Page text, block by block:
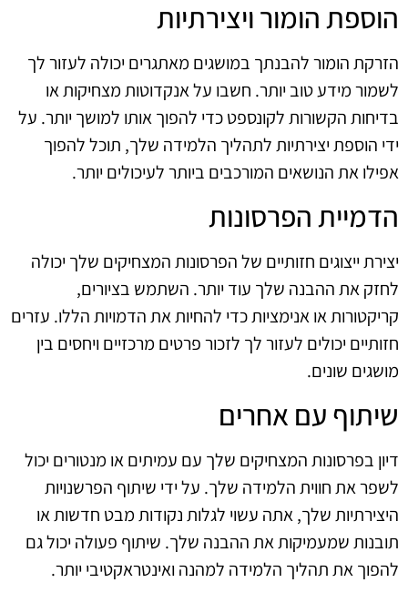
הוספת הומור ויצירתיות
הזרקת הומור להבנתך במושגים מאתגרים יכולה לעזור לך
לשמור מידע טוב יותר. חשבו על אנקדוטות מצחיקות או
בדיחות הקשורות לקונספט כדי להפוך אותו למושך יותר. על
ידי הוספת יצירתיות לתהליך הלמידה שלך, תוכל להפוך
אפילו את הנושאים המורכבים ביותר לעיכולים יותר.
הדמיית הפרסונות
יצירת ייצוגים חזותיים של הפרסונות המצחיקים שלך יכולה
לחזק את ההבנה שלך עוד יותר. השתמש בציורים,
קריקטורות או אנימציות כדי להחיות את הדמויות הללו. עזרים
חזותיים יכולים לעזור לך לזכור פרטים מרכזיים ויחסים בין
מושגים שונים.
שיתוף עם אחרים
דיון בפרסונות המצחיקים שלך עם עמיתים או מנטורים יכול
לשפר את חווית הלמידה שלך. על ידי שיתוף הפרשנויות
היצירתיות שלך, אתה עשוי לגלות נקודות מבט חדשות או
תובנות שמעמיקות את ההבנה שלך. שיתוף פעולה יכול גם
להפוך את תהליך הלמידה למהנה ואינטראקטיבי יותר.